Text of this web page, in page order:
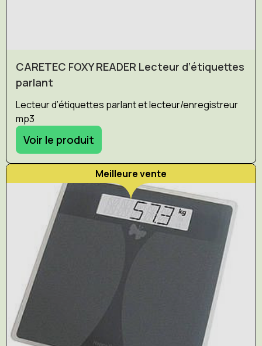
CARETEC FOXY READER Lecteur d’étiquettes
parlant
Lecteur d’étiquettes parlant et lecteur/enregistreur
mp3
Voir le produit
Meilleure vente